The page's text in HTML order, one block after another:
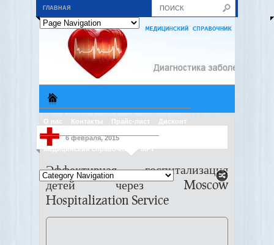
ГЛАВНАЯ
О нас Контакты Прайс-лист Дисконт
Медицинский справочник МРТ
6 февраля, 2015
Эффективная госпитализация
детей через Moscow
Hospitalization Service